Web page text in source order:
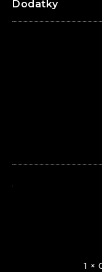
Dodatky
CS2
1 ×